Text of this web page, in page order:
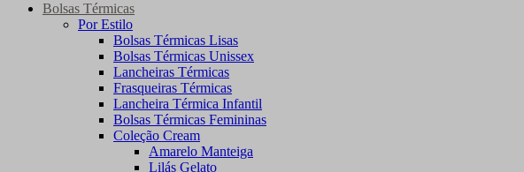
Bolsas Térmicas
Por Estilo
Bolsas Térmicas Lisas
Bolsas Térmicas Unissex
Lancheiras Térmicas
Frasqueiras Térmicas
Lancheira Térmica Infantil
Bolsas Térmicas Femininas
Coleção Cream
Amarelo Manteiga
Lilás Gelato